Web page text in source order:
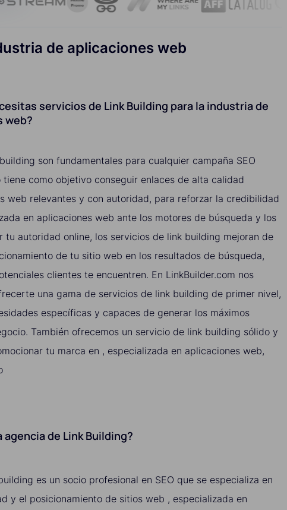
de aplicaciones web
servicios de Link Building para la industria de
web?
son fundamentales para cualquier campaña SEO
tiene como objetivo conseguir enlaces de alta calidad
web relevantes y con autoridad, para reforzar la credibilidad
en aplicaciones web ante los motores de búsqueda y los
tu autoridad online, los servicios de link building mejoran de
de tu sitio web en los resultados de búsqueda,
clientes te encuentren. En LinkBuilder.com nos
una gama de servicios de link building de primer nivel,
específicas y capaces de generar los máximos
También ofrecemos un servicio de link building sólido y
tu marca en , especializada en aplicaciones web,
agencia de Link Building?
es un socio profesional en SEO que se especializa en
y el posicionamiento de sitios web , especializada en